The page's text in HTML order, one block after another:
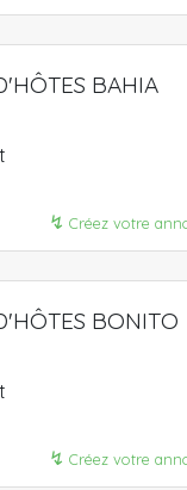
BAHIA
↯ Créez votre
BONITO
↯ Créez votre